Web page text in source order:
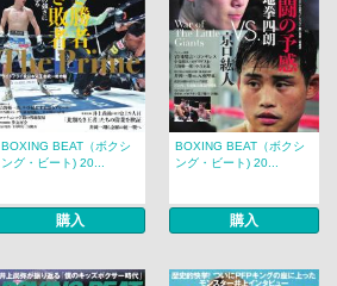
BOXING BEAT（ボクシ
ング・ビート) 20...
購入
BOXING BEAT（ボクシ
ング・ビート) 20...
購入